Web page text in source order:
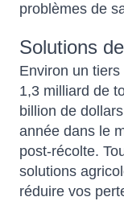
problèmes de
Solutions
Environ un
1,3 milliard de
billion de
année dans le
post-récolte.
solutions
réduire vos